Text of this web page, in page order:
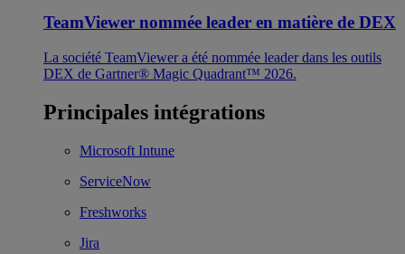
TeamViewer nommée leader en matière de DEX
La société TeamViewer a été nommée leader dans les outils
DEX de Gartner® Magic Quadrant™ 2026.
Principales intégrations
Microsoft Intune
ServiceNow
Freshworks
Jira